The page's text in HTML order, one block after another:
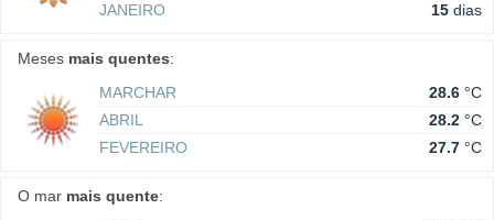
JANEIRO
15 dias
Meses mais quentes:
MARCHAR
28.6 °C
ABRIL
28.2 °C
FEVEREIRO
27.7 °C
O mar mais quente: